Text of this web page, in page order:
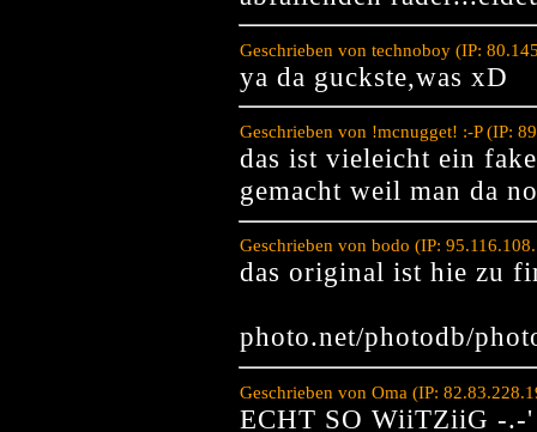
Geschrieben von technoboy (IP:
ya da guckste,was xD
Geschrieben von !mcnugget! :-P (IP:
das ist vieleicht ein
gemacht weil man da
Geschrieben von bodo (IP:
das original ist hie zu
photo.net/photodb/
Geschrieben von Oma (IP:
ECHT SO WiiTZiiG -.-'